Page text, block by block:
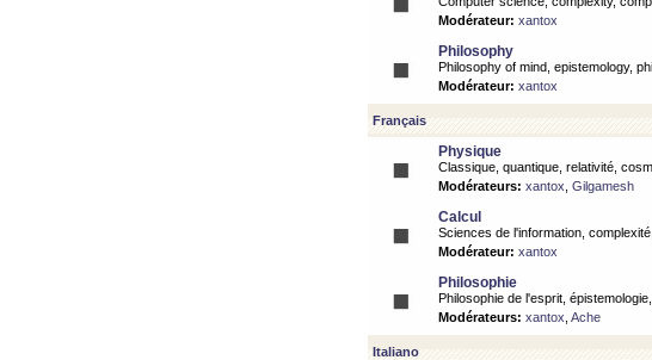
Modérateur: xantox
Philosophy
Philosophy of mind, epistemology,
Modérateur: xantox
Français
Physique
Classique, quantique, relativité,
Modérateurs: xantox Gilgamesh
Calcul
Sciences de l'information, complexité,
Modérateur: xantox
Philosophie
Philosophie de l'esprit,
Modérateurs: xantox Ache
Italiano